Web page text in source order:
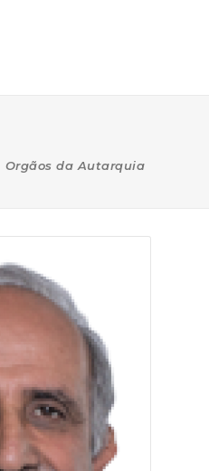
Orgãos da Autarquia